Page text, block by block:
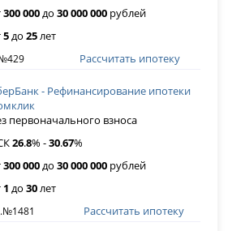
300 000до30 000 000 рублей
5до25лет
Рассчитать ипотеку
- Рефинансирование ипотеки
первоначального взноса
26.8% -30.67%
300 000до30 000 000 рублей
1 до30лет
Рассчитать ипотеку